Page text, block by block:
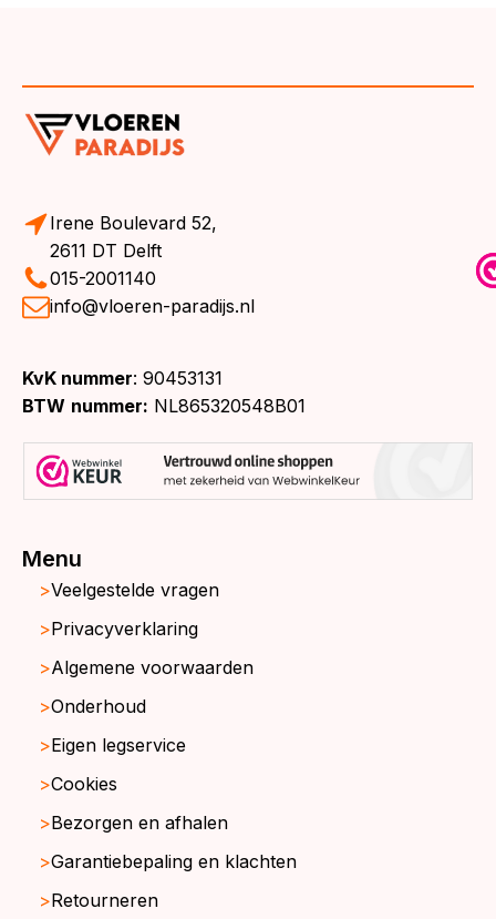
Irene Boulevard 52,
2611 DT Delft
015-2001140
info@vloeren-paradijs.nl
KvK nummer: 90453131
BTW nummer: NL865320548B01
Menu
Veelgestelde vragen
Privacyverklaring
Algemene voorwaarden
Onderhoud
Eigen legservice
Cookies
Bezorgen en afhalen
Garantiebepaling en klachten
Retourneren